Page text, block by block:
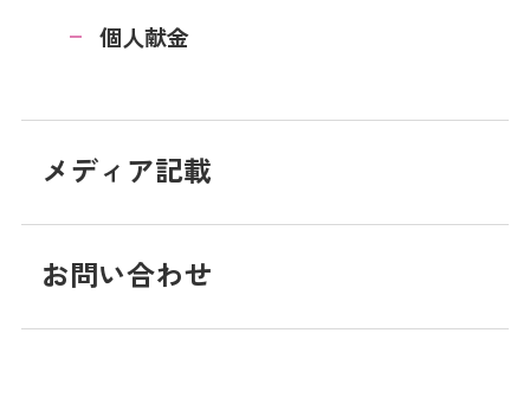
個人献金
メディア記載
お問い合わせ